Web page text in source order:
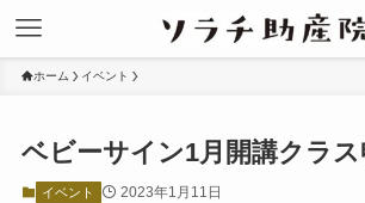
ホーム イベント
ベビーサイン1月開講クラス
イベント 2023年1月11日